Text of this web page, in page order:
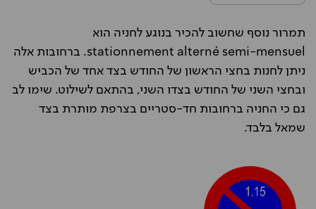
תמרור נוסף שחשוב להכיר בנוגע לחניה הוא
stationnement alterné semi-mensuel. ברחובות אלה
ניתן לחנות בחצי הראשון של החודש בצד אחד של הכביש
ובחצי השני של החודש בצדו השני, בהתאם לשילוט. שימו לב
גם כי החניה ברחובות חד-סטריים בצרפת מותרת בצד
שמאל בלבד.